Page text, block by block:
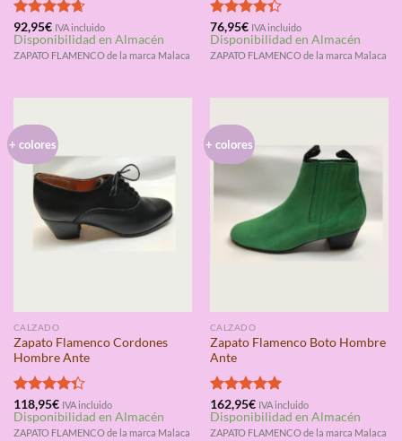
Valorado
con4.67
de 5
92,95€ IVA incluido
Disponibilidad en Almacén
ZAPATO FLAMENCO de la marca Malaca
Valorado
con4.33
de 5
76,95€ IVA incluido
Disponibilidad en Almacén
ZAPATO FLAMENCO de la marca Malaca
+ colores
CALZADO
Zapato Flamenco Cordones
Hombre Ante
Valorado
con4.33
de 5
118,95€ IVA incluido
Disponibilidad en Almacén
ZAPATO FLAMENCO de la marca Malaca
+ colores
CALZADO
Zapato Flamenco Boto Hombre
Ante
Valorado
con5.00
de 5
162,95€ IVA incluido
Disponibilidad en Almacén
ZAPATO FLAMENCO de la marca Malaca